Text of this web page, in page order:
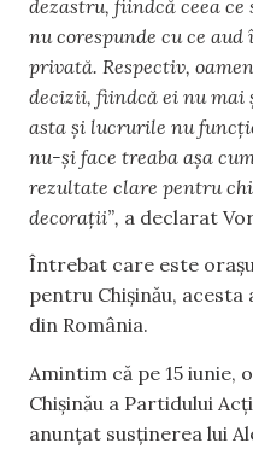
dezastru, fiindcă ceea ce
nu corespunde cu ce
privată. Respectiv,
decizii, fiindcă ei nu mai
asta și lucrurile nu
nu-și face treaba așa
rezultate clare pentru
decorații”, a declarat
Întrebat care este
pentru Chișinău,
din România.
Amintim că pe 15 iunie,
Chișinău a Partidului
anunțat susținerea lui